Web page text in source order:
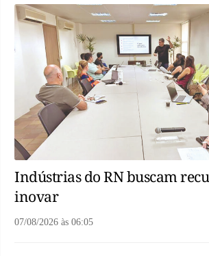
Indústrias do RN buscam
inovar
07/08/2026 às 06:05